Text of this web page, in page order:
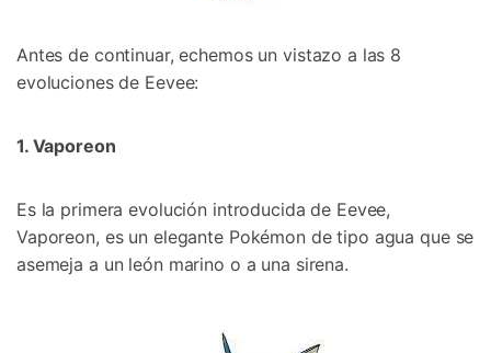
Antes de continuar, echemos un vistazo a las 8
evoluciones de Eevee:
1. Vaporeon󠀲󠀡󠀨󠀠󠀢󠀣󠀢󠀥󠀩󠀳
Es la primera evolución introducida de Eevee,
Vaporeon, es un elegante Pokémon de tipo agua que se
asemeja a un león marino o a una sirena.󠀲󠀡󠀨󠀠󠀢󠀣󠀢󠀦󠀠